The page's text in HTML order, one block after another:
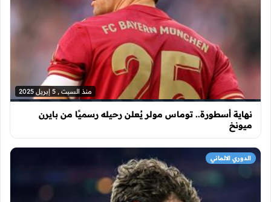
منذ السبت , 5 إبريل 2025
نهاية أسطورة.. توماس مولر يُعلن رحيله رسميًا من بايرن
ميونخ
الدوري الالماني